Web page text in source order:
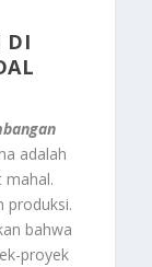
DI
adalah
mahal.
produksi.
bahwa
proyek